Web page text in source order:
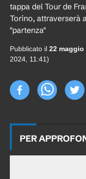
tappa del Tour de
Torino, attraverserà
"partenza"
Pubblicato il 22 maggio
2024, 11:41)
PER